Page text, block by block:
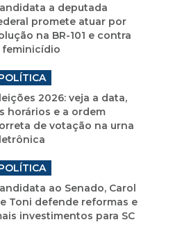
a deputada
promete atuar por
na BR-101 e contra
feminicídio
2026: veja a data,
horários e a ordem
de votação na urna
ao Senado, Carol
Toni defende reformas e
investimentos para SC